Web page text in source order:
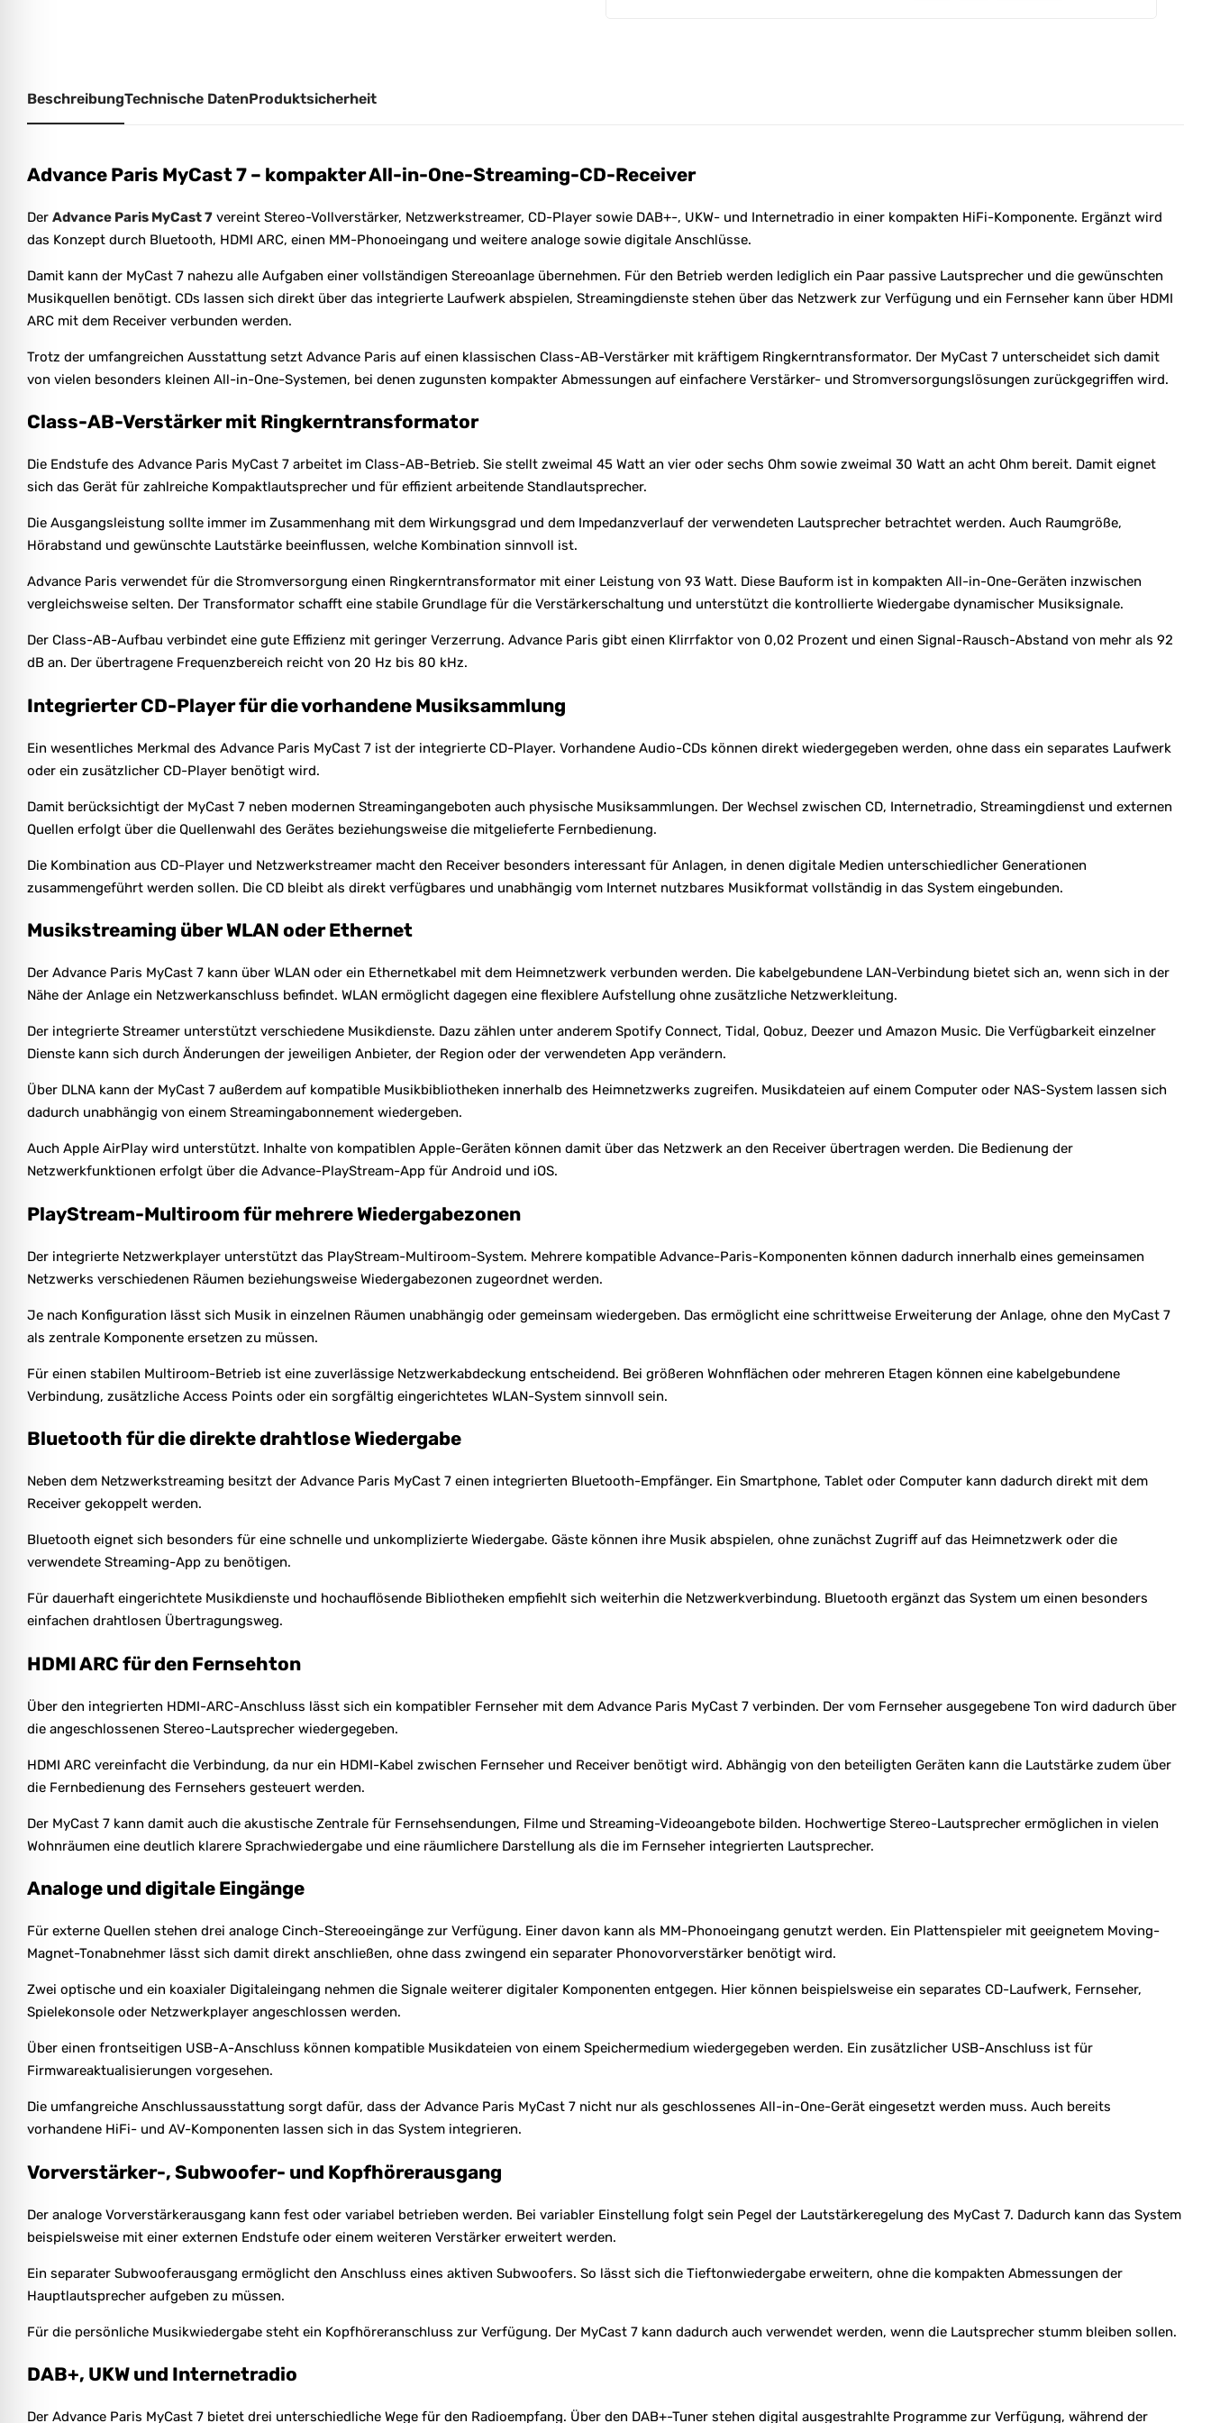
BeschreibungTechnische DatenProduktsicherheit
Advance Paris MyCast 7 – kompakter All-in-One-Streaming-CD-Receiver
Der Advance Paris MyCast 7 vereint Stereo-Vollverstärker, Netzwerkstreamer, CD-Player sowie DAB+-, UKW- und Internetradio in einer kompakten HiFi-Komponente. Ergänzt wird
das Konzept durch Bluetooth, HDMI ARC, einen MM-Phonoeingang und weitere analoge sowie digitale Anschlüsse.
Damit kann der MyCast 7 nahezu alle Aufgaben einer vollständigen Stereoanlage übernehmen. Für den Betrieb werden lediglich ein Paar passive Lautsprecher und die gewünschten
Musikquellen benötigt. CDs lassen sich direkt über das integrierte Laufwerk abspielen, Streamingdienste stehen über das Netzwerk zur Verfügung und ein Fernseher kann über HDMI
ARC mit dem Receiver verbunden werden.
Trotz der umfangreichen Ausstattung setzt Advance Paris auf einen klassischen Class-AB-Verstärker mit kräftigem Ringkerntransformator. Der MyCast 7 unterscheidet sich damit
von vielen besonders kleinen All-in-One-Systemen, bei denen zugunsten kompakter Abmessungen auf einfachere Verstärker- und Stromversorgungslösungen zurückgegriffen wird.
Class-AB-Verstärker mit Ringkerntransformator
Die Endstufe des Advance Paris MyCast 7 arbeitet im Class-AB-Betrieb. Sie stellt zweimal 45 Watt an vier oder sechs Ohm sowie zweimal 30 Watt an acht Ohm bereit. Damit eignet
sich das Gerät für zahlreiche Kompaktlautsprecher und für effizient arbeitende Standlautsprecher.
Die Ausgangsleistung sollte immer im Zusammenhang mit dem Wirkungsgrad und dem Impedanzverlauf der verwendeten Lautsprecher betrachtet werden. Auch Raumgröße,
Hörabstand und gewünschte Lautstärke beeinflussen, welche Kombination sinnvoll ist.
Advance Paris verwendet für die Stromversorgung einen Ringkerntransformator mit einer Leistung von 93 Watt. Diese Bauform ist in kompakten All-in-One-Geräten inzwischen
vergleichsweise selten. Der Transformator schafft eine stabile Grundlage für die Verstärkerschaltung und unterstützt die kontrollierte Wiedergabe dynamischer Musiksignale.
Der Class-AB-Aufbau verbindet eine gute Effizienz mit geringer Verzerrung. Advance Paris gibt einen Klirrfaktor von 0,02 Prozent und einen Signal-Rausch-Abstand von mehr als 92
dB an. Der übertragene Frequenzbereich reicht von 20 Hz bis 80 kHz.
Integrierter CD-Player für die vorhandene Musiksammlung
Ein wesentliches Merkmal des Advance Paris MyCast 7 ist der integrierte CD-Player. Vorhandene Audio-CDs können direkt wiedergegeben werden, ohne dass ein separates Laufwerk
oder ein zusätzlicher CD-Player benötigt wird.
Damit berücksichtigt der MyCast 7 neben modernen Streamingangeboten auch physische Musiksammlungen. Der Wechsel zwischen CD, Internetradio, Streamingdienst und externen
Quellen erfolgt über die Quellenwahl des Gerätes beziehungsweise die mitgelieferte Fernbedienung.
Die Kombination aus CD-Player und Netzwerkstreamer macht den Receiver besonders interessant für Anlagen, in denen digitale Medien unterschiedlicher Generationen
zusammengeführt werden sollen. Die CD bleibt als direkt verfügbares und unabhängig vom Internet nutzbares Musikformat vollständig in das System eingebunden.
Musikstreaming über WLAN oder Ethernet
Der Advance Paris MyCast 7 kann über WLAN oder ein Ethernetkabel mit dem Heimnetzwerk verbunden werden. Die kabelgebundene LAN-Verbindung bietet sich an, wenn sich in der
Nähe der Anlage ein Netzwerkanschluss befindet. WLAN ermöglicht dagegen eine flexiblere Aufstellung ohne zusätzliche Netzwerkleitung.
Der integrierte Streamer unterstützt verschiedene Musikdienste. Dazu zählen unter anderem Spotify Connect, Tidal, Qobuz, Deezer und Amazon Music. Die Verfügbarkeit einzelner
Dienste kann sich durch Änderungen der jeweiligen Anbieter, der Region oder der verwendeten App verändern.
Über DLNA kann der MyCast 7 außerdem auf kompatible Musikbibliotheken innerhalb des Heimnetzwerks zugreifen. Musikdateien auf einem Computer oder NAS-System lassen sich
dadurch unabhängig von einem Streamingabonnement wiedergeben.
Auch Apple AirPlay wird unterstützt. Inhalte von kompatiblen Apple-Geräten können damit über das Netzwerk an den Receiver übertragen werden. Die Bedienung der
Netzwerkfunktionen erfolgt über die Advance-PlayStream-App für Android und iOS.
PlayStream-Multiroom für mehrere Wiedergabezonen
Der integrierte Netzwerkplayer unterstützt das PlayStream-Multiroom-System. Mehrere kompatible Advance-Paris-Komponenten können dadurch innerhalb eines gemeinsamen
Netzwerks verschiedenen Räumen beziehungsweise Wiedergabezonen zugeordnet werden.
Je nach Konfiguration lässt sich Musik in einzelnen Räumen unabhängig oder gemeinsam wiedergeben. Das ermöglicht eine schrittweise Erweiterung der Anlage, ohne den MyCast 7
als zentrale Komponente ersetzen zu müssen.
Für einen stabilen Multiroom-Betrieb ist eine zuverlässige Netzwerkabdeckung entscheidend. Bei größeren Wohnflächen oder mehreren Etagen können eine kabelgebundene
Verbindung, zusätzliche Access Points oder ein sorgfältig eingerichtetes WLAN-System sinnvoll sein.
Bluetooth für die direkte drahtlose Wiedergabe
Neben dem Netzwerkstreaming besitzt der Advance Paris MyCast 7 einen integrierten Bluetooth-Empfänger. Ein Smartphone, Tablet oder Computer kann dadurch direkt mit dem
Receiver gekoppelt werden.
Bluetooth eignet sich besonders für eine schnelle und unkomplizierte Wiedergabe. Gäste können ihre Musik abspielen, ohne zunächst Zugriff auf das Heimnetzwerk oder die
verwendete Streaming-App zu benötigen.
Für dauerhaft eingerichtete Musikdienste und hochauflösende Bibliotheken empfiehlt sich weiterhin die Netzwerkverbindung. Bluetooth ergänzt das System um einen besonders
einfachen drahtlosen Übertragungsweg.
HDMI ARC für den Fernsehton
Über den integrierten HDMI-ARC-Anschluss lässt sich ein kompatibler Fernseher mit dem Advance Paris MyCast 7 verbinden. Der vom Fernseher ausgegebene Ton wird dadurch über
die angeschlossenen Stereo-Lautsprecher wiedergegeben.
HDMI ARC vereinfacht die Verbindung, da nur ein HDMI-Kabel zwischen Fernseher und Receiver benötigt wird. Abhängig von den beteiligten Geräten kann die Lautstärke zudem über
die Fernbedienung des Fernsehers gesteuert werden.
Der MyCast 7 kann damit auch die akustische Zentrale für Fernsehsendungen, Filme und Streaming-Videoangebote bilden. Hochwertige Stereo-Lautsprecher ermöglichen in vielen
Wohnräumen eine deutlich klarere Sprachwiedergabe und eine räumlichere Darstellung als die im Fernseher integrierten Lautsprecher.
Analoge und digitale Eingänge
Für externe Quellen stehen drei analoge Cinch-Stereoeingänge zur Verfügung. Einer davon kann als MM-Phonoeingang genutzt werden. Ein Plattenspieler mit geeignetem Moving-
Magnet-Tonabnehmer lässt sich damit direkt anschließen, ohne dass zwingend ein separater Phonovorverstärker benötigt wird.
Zwei optische und ein koaxialer Digitaleingang nehmen die Signale weiterer digitaler Komponenten entgegen. Hier können beispielsweise ein separates CD-Laufwerk, Fernseher,
Spielekonsole oder Netzwerkplayer angeschlossen werden.
Über einen frontseitigen USB-A-Anschluss können kompatible Musikdateien von einem Speichermedium wiedergegeben werden. Ein zusätzlicher USB-Anschluss ist für
Firmwareaktualisierungen vorgesehen.
Die umfangreiche Anschlussausstattung sorgt dafür, dass der Advance Paris MyCast 7 nicht nur als geschlossenes All-in-One-Gerät eingesetzt werden muss. Auch bereits
vorhandene HiFi- und AV-Komponenten lassen sich in das System integrieren.
Vorverstärker-, Subwoofer- und Kopfhörerausgang
Der analoge Vorverstärkerausgang kann fest oder variabel betrieben werden. Bei variabler Einstellung folgt sein Pegel der Lautstärkeregelung des MyCast 7. Dadurch kann das System
beispielsweise mit einer externen Endstufe oder einem weiteren Verstärker erweitert werden.
Ein separater Subwooferausgang ermöglicht den Anschluss eines aktiven Subwoofers. So lässt sich die Tieftonwiedergabe erweitern, ohne die kompakten Abmessungen der
Hauptlautsprecher aufgeben zu müssen.
Für die persönliche Musikwiedergabe steht ein Kopfhöreranschluss zur Verfügung. Der MyCast 7 kann dadurch auch verwendet werden, wenn die Lautsprecher stumm bleiben sollen.
DAB+, UKW und Internetradio
Der Advance Paris MyCast 7 bietet drei unterschiedliche Wege für den Radioempfang. Über den DAB+-Tuner stehen digital ausgestrahlte Programme zur Verfügung, während der